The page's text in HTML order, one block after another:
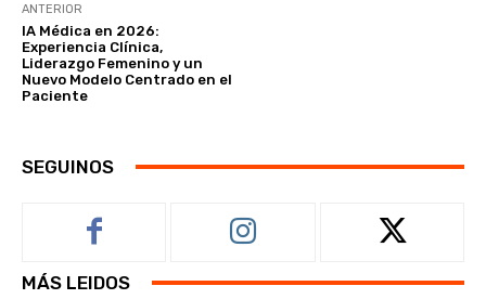
ANTERIOR
IA Médica en 2026:
Experiencia Clínica,
Liderazgo Femenino y un
Nuevo Modelo Centrado en el
Paciente
SEGUINOS
MÁS LEIDOS